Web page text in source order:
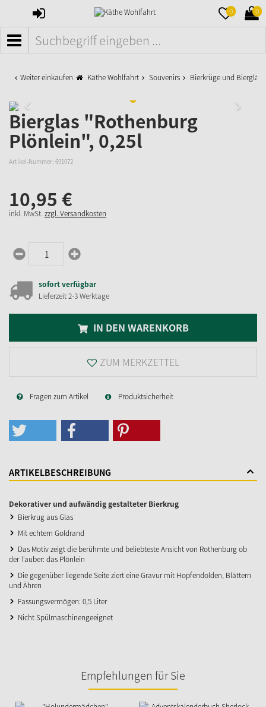
ANMELDEN 0 0
MENÜ
Weiter einkaufen Käthe Wohlfahrt Souvenirs Bierkrüge und
Bierglas "Rothenburg
Plönlein", 0,25l
Artikel-Nummer: 691072
10,95 €
inkl. MwSt. zzgl. Versandkosten
sofort verfügbar
Lieferzeit 2-3 Werktage
IN DEN WARENKORB
ZUM MERKZETTEL
Fragen zum Artikel Produktsicherheit
ARTIKELBESCHREIBUNG
Dekorativer und aufwändig gestalteter Bierkrug
Bierkrug aus Glas
Mit echtem Goldrand
Das Motiv zeigt die berühmte und beliebteste Ansicht von Rothenburg ob
der Tauber: das Plönlein
Die gegenüber liegende Seite ziert eine Gravur mit Hopfendolden, Blättern
und Ähren
Fassungsvermögen: 0,5 Liter
Nicht Spülmaschinengeeignet
Empfehlungen für Sie